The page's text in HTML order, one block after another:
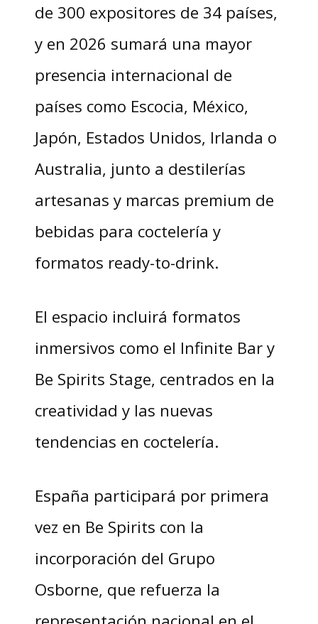
de 300 expositores de 34 países,
y en 2026 sumará una mayor
presencia internacional de
países como Escocia, México,
Japón, Estados Unidos, Irlanda o
Australia, junto a destilerías
artesanas y marcas premium de
bebidas para coctelería y
formatos ready-to-drink.
El espacio incluirá formatos
inmersivos como el Infinite Bar y
Be Spirits Stage, centrados en la
creatividad y las nuevas
tendencias en coctelería.
España participará por primera
vez en Be Spirits con la
incorporación del Grupo
Osborne, que refuerza la